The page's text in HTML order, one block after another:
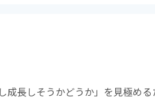
成長しそうかどうか」を見極め